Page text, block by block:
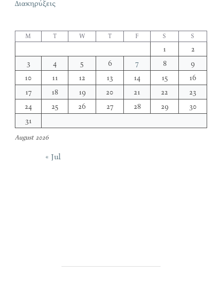
Διακηρύξεις
August 2026
M T W T F S S
1
2
3
4 5 6 7 8
9
10
11 12 13 14 15
16
17
18 19 20 21 22
23
24
25 26 27 28 29
30
31
« Jul